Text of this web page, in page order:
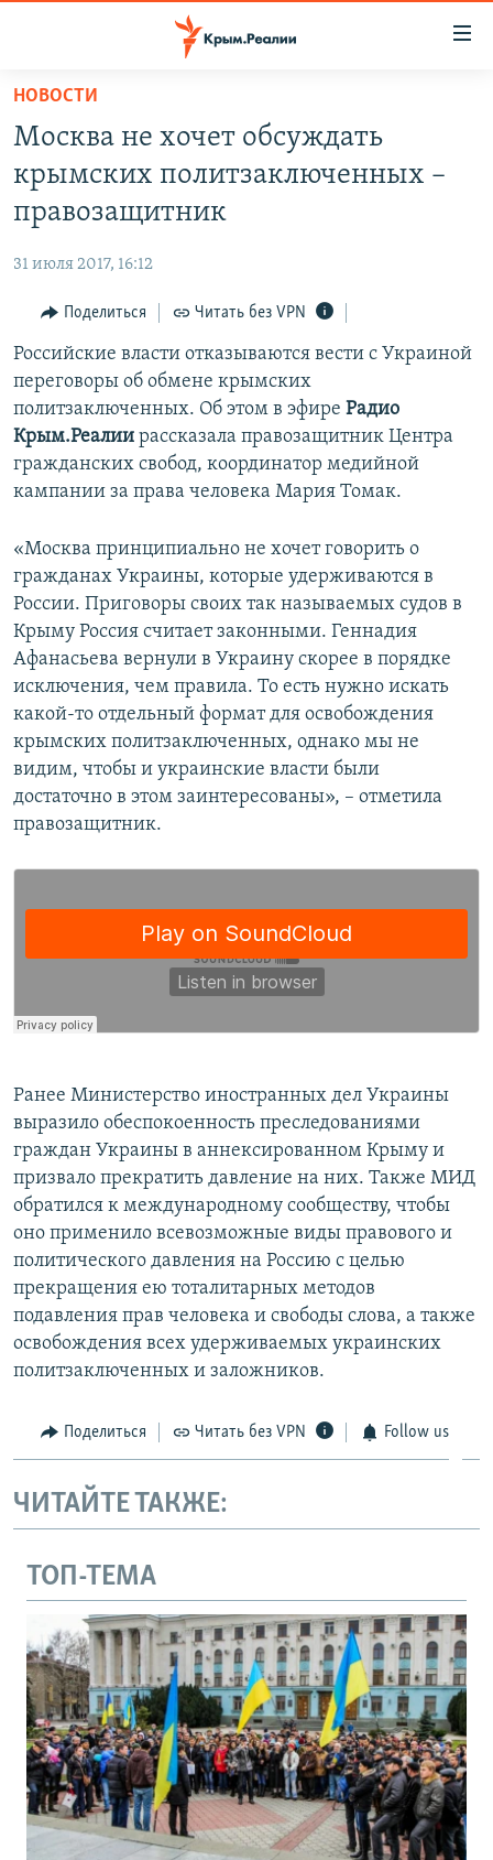
Вернуться
основному
содержанию
Вернутся
главной
Вернутся
поиску
11 ЛЕТ ОККУПАЦИИ КРЫМА. 11 ИСТОРИЙ СОПРОТИВЛЕНИЯ
ВОДА
ЕЩЕ
ИНТЕРАКТИВ
ИНФОГРАФИКА
ТЕЛЕПРОЕКТ КРЫМ.РЕАЛИИ
СОВЕТЫ ПРАВОЗАЩИТНИКОВ
ПРОПАВШИЕ БЕЗ ВЕСТИ
КРЫМ.НЕПОКОРЕННЫЙ
УКРАИНСКАЯ ПРОБЛЕМА КРЫМА
РАДІО СВОБОДА
КАК ОБОЙТИ БЛОКИРОВКУ
Українською
Qırımtatar
Все сайты RFE/RL
НОВОСТИ
Москва не хочет обсуждать
крымских политзаключенных –
правозащитник
31 июля 2017, 16:12
Поделиться Читать без VPN
Российские власти отказываются вести с Украиной
переговоры об обмене крымских
политзаключенных. Об этом в эфире Радио
Крым.Реалии рассказала правозащитник Центра
гражданских свобод, координатор медийной
кампании за права человека Мария Томак.
«Москва принципиально не хочет говорить о
гражданах Украины, которые удерживаются в
России. Приговоры своих так называемых судов в
Крыму Россия считает законными. Геннадия
Афанасьева вернули в Украину скорее в порядке
исключения, чем правила. То есть нужно искать
какой-то отдельный формат для освобождения
крымских политзаключенных, однако мы не
видим, чтобы и украинские власти были
достаточно в этом заинтересованы», – отметила
правозащитник.
Ранее Министерство иностранных дел Украины
выразило обеспокоенность преследованиями
граждан Украины в аннексированном Крыму и
призвало прекратить давление на них. Также МИД
обратился к международному сообществу, чтобы
оно применило всевозможные виды правового и
политического давления на Россию с целью
прекращения ею тоталитарных методов
подавления прав человека и свободы слова, а также
освобождения всех удерживаемых украинских
политзаключенных и заложников.
Поделиться Читать без VPN Follow us
ЧИТАЙТЕ ТАКЖЕ:
ТОП-ТЕМА